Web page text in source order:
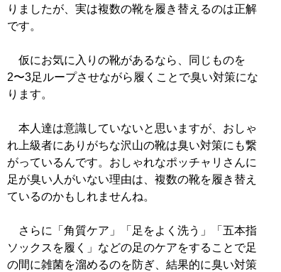
りましたが、実は複数の靴を履き替えるのは正解
です。
仮にお気に入りの靴があるなら、同じものを
2〜3足ループさせながら履くことで臭い対策にな
ります。
本人達は意識していないと思いますが、おしゃ
れ上級者にありがちな沢山の靴は臭い対策にも繋
がっているんです。おしゃれなポッチャリさんに
足が臭い人がいない理由は、複数の靴を履き替え
ているのかもしれませんね。
さらに「角質ケア」「足をよく洗う」「五本指
ソックスを履く」などの足のケアをすることで足
の間に雑菌を溜めるのを防ぎ、結果的に臭い対策